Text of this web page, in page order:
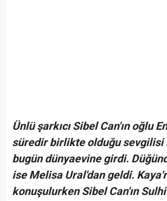
Ünlü şarkıcı Sibel Can'ın oğlu
süredir birlikte olduğu sevgilisi
bugün dünyaevine girdi.
ise Melisa Ural'dan geldi.
konuşulurken Sibel Can'ın